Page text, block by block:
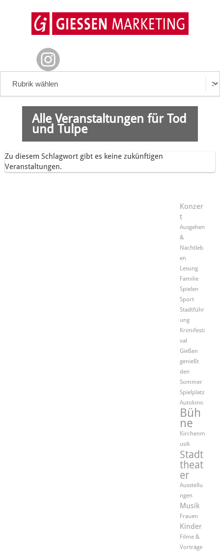
Alle Veranstaltungen für Tod
und Tulpe
Zu diesem Schlagwort gibt es keine zukünftigen
Veranstaltungen.
Konzer
t
Ausgehen
&
Nachtleb
en
Lesung
Familie
Spielen
Sport
Stadtführ
ung
Krimifesti
val
Gießen
genießt
den
Sommer
Spielplatz
Autokino
Büh
ne
Kirchenm
usik
Stadt
theat
er
Ausstellu
ngen
Musik
Frauen
Kinder
Filme &
Vorträge